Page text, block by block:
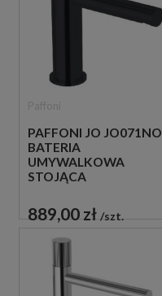
PAFFONI JO JO071NO
BATERIA
UMYWALKOWA
STOJĄCA
CZARNA
889,00 zł szt.